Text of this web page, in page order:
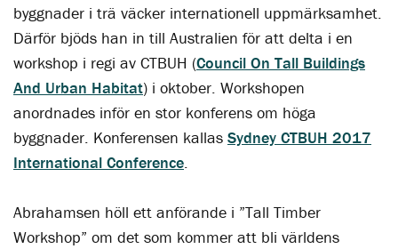
byggnader i trä väcker internationell uppmärksamhet.
Därför bjöds han in till Australien för att delta i en
workshop i regi av CTBUH (Council On Tall Buildings
And Urban Habitat) i oktober. Workshopen
anordnades inför en stor konferens om höga
byggnader. Konferensen kallas Sydney CTBUH 2017
International Conference.
Abrahamsen höll ett anförande i ”Tall Timber
Workshop” om det som kommer att bli världens